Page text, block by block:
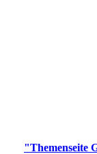
"Themenseite